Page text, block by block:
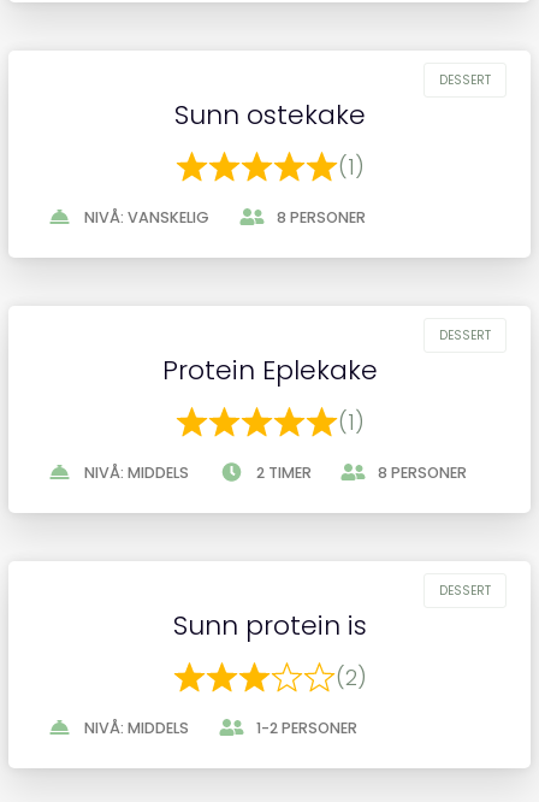
Sunn ostekake
(1)
NIVÅ: VANSKELIG 8 PERSONER
Protein Eplekake
(1)
NIVÅ: MIDDELS 2 TIMER 8 PERSONER
Sunn protein is
(2)
NIVÅ: MIDDELS 1-2 PERSONER